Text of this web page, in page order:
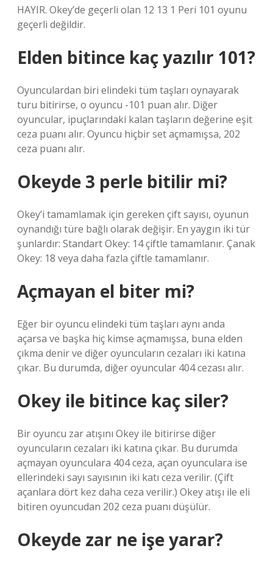
HAYIR. Okey’de geçerli olan 12 13 1 Peri 101 oyunu
geçerli değildir.
Elden bitince kaç yazılır 101?
Oyunculardan biri elindeki tüm taşları oynayarak
turu bitirirse, o oyuncu -101 puan alır. Diğer
oyuncular, ipuçlarındaki kalan taşların değerine eşit
ceza puanı alır. Oyuncu hiçbir set açmamışsa, 202
ceza puanı alır.
Okeyde 3 perle bitilir mi?
Okey’i tamamlamak için gereken çift sayısı, oyunun
oynandığı türe bağlı olarak değişir. En yaygın iki tür
şunlardır: Standart Okey: 14 çiftle tamamlanır. Çanak
Okey: 18 veya daha fazla çiftle tamamlanır.
Açmayan el biter mi?
Eğer bir oyuncu elindeki tüm taşları aynı anda
açarsa ve başka hiç kimse açmamışsa, buna elden
çıkma denir ve diğer oyuncuların cezaları iki katına
çıkar. Bu durumda, diğer oyuncular 404 cezası alır.
Okey ile bitince kaç siler?
Bir oyuncu zar atışını Okey ile bitirirse diğer
oyuncuların cezaları iki katına çıkar. Bu durumda
açmayan oyunculara 404 ceza, açan oyunculara ise
ellerindeki sayı sayısının iki katı ceza verilir. (Çift
açanlara dört kez daha ceza verilir.) Okey atışı ile eli
bitiren oyuncudan 202 ceza puanı düşülür.
Okeyde zar ne işe yarar?